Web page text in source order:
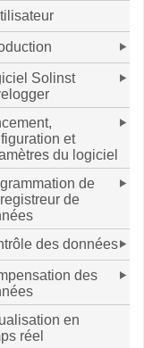
Solinst
et
du logiciel
de
de
des données
des
en
réel